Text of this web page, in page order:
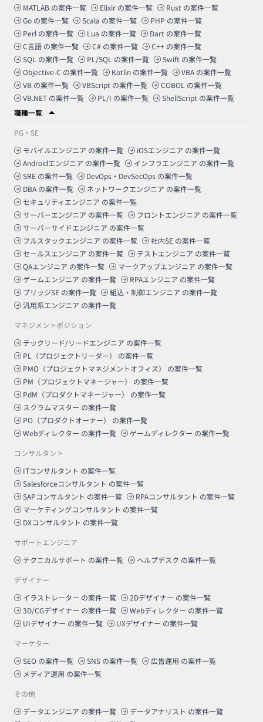
MATLAB の案件一覧 Elixir の案件一覧 Rust の案件一覧
Go の案件一覧 Scala の案件一覧 PHP の案件一覧
Perl の案件一覧 Lua の案件一覧 Dart の案件一覧
C言語 の案件一覧 C# の案件一覧 C++ の案件一覧
SQL の案件一覧 PL/SQL の案件一覧 Swift の案件一覧
Objective-C の案件一覧 Kotlin の案件一覧 VBA の案件一覧
VB の案件一覧 VBScript の案件一覧 COBOL の案件一覧
VB.NET の案件一覧 PL/I の案件一覧 ShellScript の案件一覧
職種一覧
PG・SE
モバイルエンジニア の案件一覧 iOSエンジニア の案件一覧
Androidエンジニア の案件一覧 インフラエンジニア の案件一覧
SRE の案件一覧 DevOps・DevSecOps の案件一覧
DBA の案件一覧 ネットワークエンジニア の案件一覧
セキュリティエンジニア の案件一覧
サーバーエンジニア の案件一覧 フロントエンジニア の案件一覧
サーバーサイドエンジニア の案件一覧
フルスタックエンジニア の案件一覧 社内SE の案件一覧
セールスエンジニア の案件一覧 テストエンジニア の案件一覧
QAエンジニア の案件一覧 マークアップエンジニア の案件一覧
ゲームエンジニア の案件一覧 RPAエンジニア の案件一覧
ブリッジSE の案件一覧 組込・制御エンジニア の案件一覧
汎用系エンジニア の案件一覧
マネジメントポジション
テックリード/リードエンジニア の案件一覧
PL（プロジェクトリーダー）
の案件一覧
PMO（プロジェクトマネジメントオフィス）
の案件一覧
PM（プロジェクトマネージャー）
の案件一覧
PdM（プロダクトマネージャー）
の案件一覧
スクラムマスター の案件一覧
PO（プロダクトオーナー）
の案件一覧
Webディレクター の案件一覧 ゲームディレクター の案件一覧
コンサルタント
ITコンサルタント の案件一覧
Salesforceコンサルタント の案件一覧
SAPコンサルタント の案件一覧 RPAコンサルタント の案件一覧
マーケティングコンサルタント の案件一覧
DXコンサルタント の案件一覧
サポートエンジニア
テクニカルサポート の案件一覧 ヘルプデスク の案件一覧
デザイナー
イラストレーター の案件一覧 2Dデザイナー の案件一覧
3D/CGデザイナー の案件一覧 Webディレクター の案件一覧
UIデザイナー の案件一覧 UXデザイナー の案件一覧
マーケター
SEO の案件一覧 SNS の案件一覧 広告運用 の案件一覧
メディア運用 の案件一覧
その他
データエンジニア の案件一覧 データアナリスト の案件一覧